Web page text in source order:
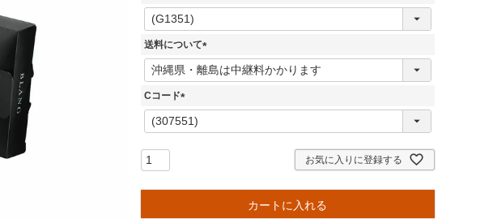
(
必
須
送料について
(
必
Cコード
(
必
お気に入りに登録する
カートに入れる